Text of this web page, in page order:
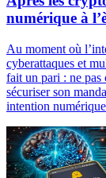
numérique à
Au moment où
cyberattaques et
fait un pari : ne pas
sécuriser son
intention